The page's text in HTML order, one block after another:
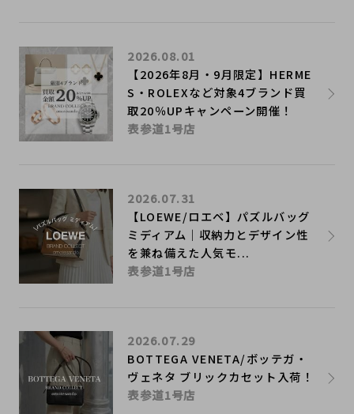
【2026年8月・9月限定】HERME
S・ROLEXなど対象4ブランド買
取20％UPキャンペーン開催！
2026.08.01
表参道1号店
【LOEWE/ロエベ】パズルバッグ
ミディアム｜収納力とデザイン性
を兼ね備えた人気モ...
2026.07.31
表参道1号店
BOTTEGA VENETA/ボッテガ・
ヴェネタ ブリックカセット入荷！
2026.07.29
表参道1号店